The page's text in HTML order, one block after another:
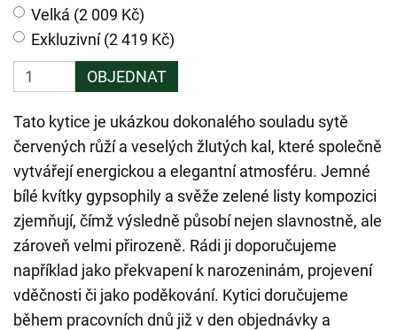
Velká (2 009 Kč)
Exkluzivní (2 419 Kč)
OBJEDNAT
Tato kytice je ukázkou dokonalého souladu sytě
červených růží a veselých žlutých kal, které společně
vytvářejí energickou a elegantní atmosféru. Jemné
bílé kvítky gypsophily a svěže zelené listy kompozici
zjemňují, čímž výsledně působí nejen slavnostně, ale
zároveň velmi přirozeně. Rádi ji doporučujeme
například jako překvapení k narozeninám, projevení
vděčnosti či jako poděkování. Kytici doručujeme
během pracovních dnů již v den objednávky a